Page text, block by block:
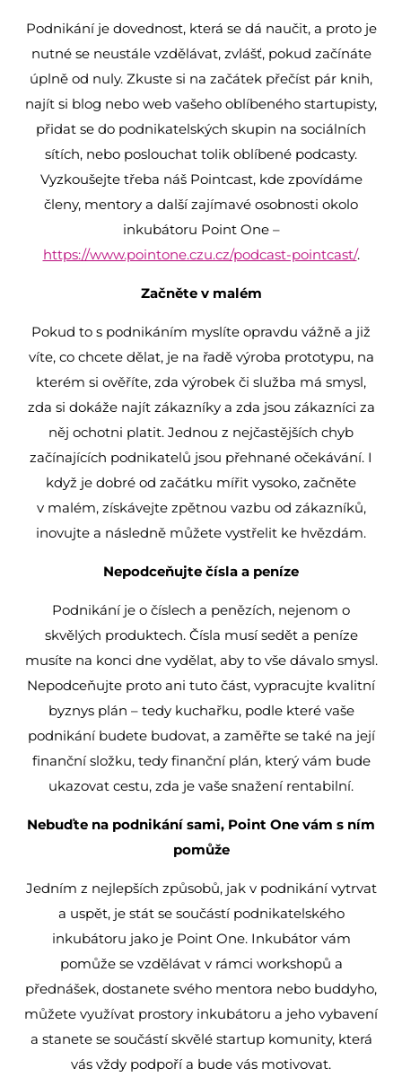
Podnikání je dovednost, která se dá naučit, a proto je
nutné se neustále vzdělávat, zvlášť, pokud začínáte
úplně od nuly. Zkuste si na začátek přečíst pár knih,
najít si blog nebo web vašeho oblíbeného startupisty,
přidat se do podnikatelských skupin na sociálních
sítích, nebo poslouchat tolik oblíbené podcasty.
Vyzkoušejte třeba náš Pointcast, kde zpovídáme
členy, mentory a další zajímavé osobnosti okolo
inkubátoru Point One –
https://www.pointone.czu.cz/podcast-pointcast/.
Začněte v malém
Pokud to s podnikáním myslíte opravdu vážně a již
víte, co chcete dělat, je na řadě výroba prototypu, na
kterém si ověříte, zda výrobek či služba má smysl,
zda si dokáže najít zákazníky a zda jsou zákazníci za
něj ochotni platit. Jednou z nejčastějších chyb
začínajících podnikatelů jsou přehnané očekávání. I
když je dobré od začátku mířit vysoko, začněte
v malém, získávejte zpětnou vazbu od zákazníků,
inovujte a následně můžete vystřelit ke hvězdám.
Nepodceňujte čísla a peníze
Podnikání je o číslech a penězích, nejenom o
skvělých produktech. Čísla musí sedět a peníze
musíte na konci dne vydělat, aby to vše dávalo smysl.
Nepodceňujte proto ani tuto část, vypracujte kvalitní
byznys plán – tedy kuchařku, podle které vaše
podnikání budete budovat, a zaměřte se také na její
finanční složku, tedy finanční plán, který vám bude
ukazovat cestu, zda je vaše snažení rentabilní.
Nebuďte na podnikání sami, Point One vám s ním
pomůže
Jedním z nejlepších způsobů, jak v podnikání vytrvat
a uspět, je stát se součástí podnikatelského
inkubátoru jako je Point One. Inkubátor vám
pomůže se vzdělávat v rámci workshopů a
přednášek, dostanete svého mentora nebo buddyho,
můžete využívat prostory inkubátoru a jeho vybavení
a stanete se součástí skvělé startup komunity, která
vás vždy podpoří a bude vás motivovat.